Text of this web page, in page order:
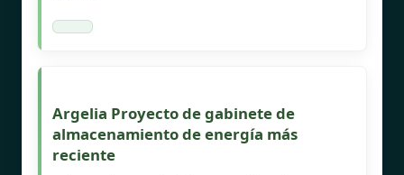
Argelia Proyecto de gabinete de
almacenamiento de energía más
reciente